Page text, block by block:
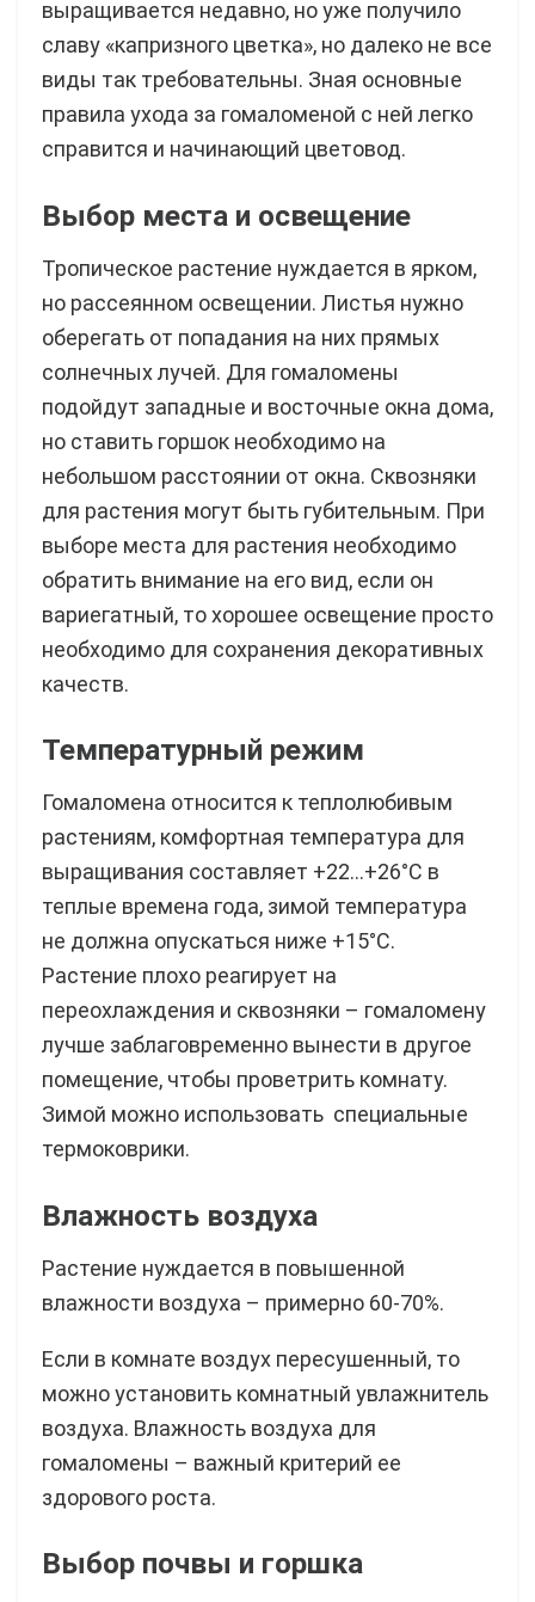
выращивается недавно, но уже получило
славу «капризного цветка», но далеко не все
виды так требовательны. Зная основные
правила ухода за гомаломеной с ней легко
справится и начинающий цветовод.
Выбор места и освещение
Тропическое растение нуждается в ярком,
но рассеянном освещении. Листья нужно
оберегать от попадания на них прямых
солнечных лучей. Для гомаломены
подойдут западные и восточные окна дома,
но ставить горшок необходимо на
небольшом расстоянии от окна. Сквозняки
для растения могут быть губительным. При
выборе места для растения необходимо
обратить внимание на его вид, если он
вариегатный, то хорошее освещение просто
необходимо для сохранения декоративных
качеств.
Температурный режим
Гомаломена относится к теплолюбивым
растениям, комфортная температура для
выращивания составляет +22…+26°C в
теплые времена года, зимой температура
не должна опускаться ниже +15°C.
Растение плохо реагирует на
переохлаждения и сквозняки – гомаломену
лучше заблаговременно вынести в другое
помещение, чтобы проветрить комнату.
Зимой можно использовать специальные
термоковрики.
Влажность воздуха
Растение нуждается в повышенной
влажности воздуха – примерно 60-70%.
Если в комнате воздух пересушенный, то
можно установить комнатный увлажнитель
воздуха. Влажность воздуха для
гомаломены – важный критерий ее
здорового роста.
Выбор почвы и горшка